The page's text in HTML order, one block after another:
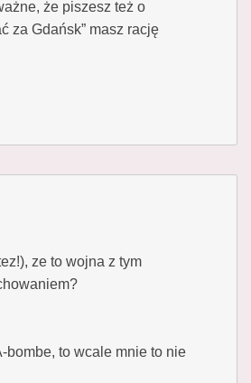
że piszesz też o
za Gdańsk” masz rację
ze to wojna z tym
to wcale mnie to nie